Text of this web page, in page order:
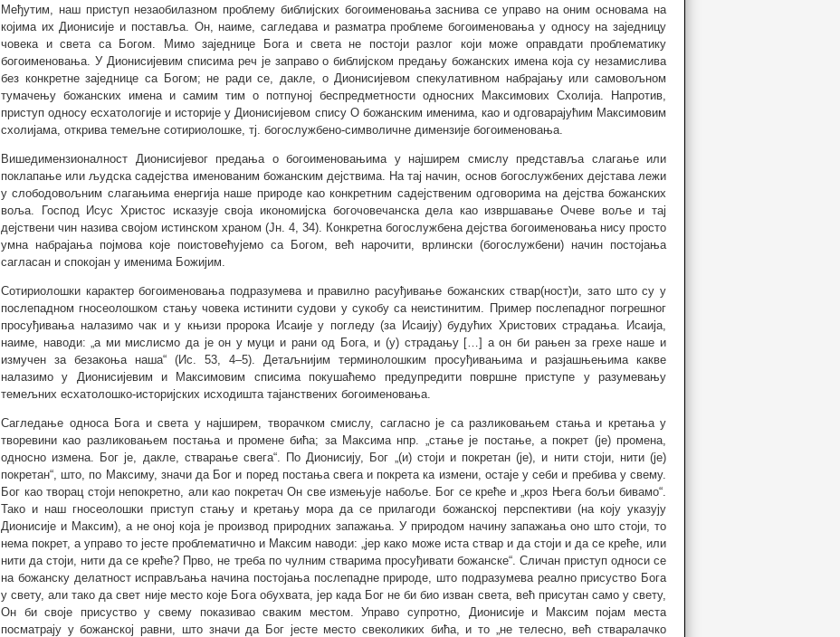
Међутим, наш приступ незаобилазном проблему библијских богоименовања заснива се управо на оним основама на
којима их Дионисије и поставља. Он, наиме, сагледава и разматра проблеме богоименовања у односу на заједницу
човека и света са Богом. Мимо заједнице Бога и света не постоји разлог који може оправдати проблематику
богоименовања. У Дионисијевим списима реч је заправо о библијском предању божанских имена која су незамислива
без конкретне заједнице са Богом; не ради се, дакле, о Дионисијевом спекулативном набрајању или самовољном
тумачењу божанских имена и самим тим о потпуној беспредметности односних Максимових Схолија. Напротив,
приступ односу есхатологије и историје у Дионисијевом спису О божанским именима, као и одговарајућим Максимовим
схолијама, открива темељне сотириолошке, тj. богослужбено-символичне димензије богоименовања.
Вишедимензионалност Дионисијевог предања о богоименовањима у најширем смислу представља слагање или
поклапање или људска садејства именованим божанским дејствима. На тај начин, основ богослужбених дејстава лежи
у слободовољним слагањима енергија наше природе као конкретним садејственим одговорима на дејства божанских
воља. Господ Исус Христос исказује своја икономијска богочовечанска дела као извршавање Очеве воље и тај
дејствени чин назива својом истинском храном (Јн. 4, 34). Конкретна богослужбена дејства богоименовања нису просто
умна набрајања појмова које поистовећујемо са Богом, већ нарочити, врлински (богослужбени) начин постојања
сагласан и спокојан у именима Божијим.
Сотириолошки карактер богоименовања подразумева и правилно расуђивање божанских ствар(ност)и, зато што су у
послепадном гносеолошком стању човека истинити судови у сукобу са неистинитим. Пример послепадног погрешног
просуђивања налазимо чак и у књизи пророка Исаије у погледу (за Исаију) будућих Христових страдања. Исаија,
наиме, наводи: „а ми мислисмо да је он у муци и рани од Бога, и (у) страдању […] а он би рањен за грехе наше и
измучен за безакоња наша“ (Ис. 53, 4–5). Детаљнијим терминолошким просуђивањима и разјашњењима какве
налазимо у Дионисијевим и Максимовим списима покушаћемо предупредити површне приступе у разумевању
темељних есхатолошко-историјских исходишта тајанствених богоименовања.
Сагледање односа Бога и света у најширем, творачком смислу, сагласно је са разликовањем стања и кретања у
творевини као разликовањем постања и промене бића; за Максима нпр. „стање је постање, а покрет (је) промена,
односно измена. Бог је, дакле, стварање свега“. По Дионисију, Бог „(и) стоји и покретан (је), и нити стоји, нити (је)
покретан“, што, по Максиму, значи да Бог и поред постања свега и покрета ка измени, остаје у себи и пребива у свему.
Бог као творац стоји непокретно, али као покретач Он све измењује набоље. Бог се креће и „кроз Њега бољи бивамо“.
Тако и наш гносеолошки приступ стању и кретању мора да се прилагоди божанској перспективи (на коју указују
Дионисије и Максим), а не оној која је производ природних запажања. У природом начину запажања оно што стоји, то
нема покрет, а управо то јесте проблематично и Максим наводи: „јер како може иста ствар и да стоји и да се креће, или
нити да стоји, нити да се креће? Прво, не треба по чулним стварима просуђивати божанске“. Сличан приступ односи се
на божанску делатност исправљања начина постојања послепадне природе, што подразумева реално присуство Бога
у свету, али тако да свет није место које Бога обухвата, јер када Бог не би био изван света, већ присутан само у свету,
Он би своје присуство у свему показивао сваким местом. Управо супротно, Дионисије и Максим појам места
посматрају у божанској равни, што значи да Бог јесте место свеколиких бића, и то „не телесно, већ стваралачко